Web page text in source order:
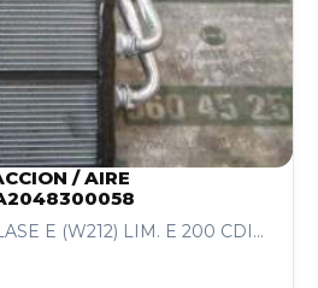
/ AIRE
E (W212) LIM. E 200 CDI...